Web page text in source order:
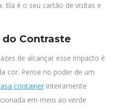
Ela é o seu cartão de visitas e
do Contraste
de alcançar esse impacto é
cor. Pense no poder de um
container inteiramente
em meio ao verde